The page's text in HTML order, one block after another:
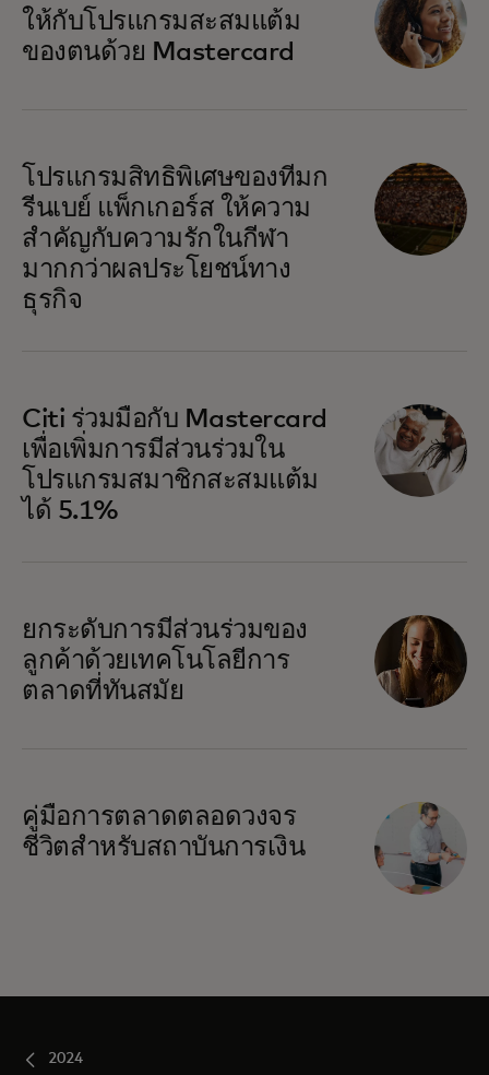
ให้กับโปรแกรมสะสมแต้ม
ของตนด้วย Mastercard
โปรแกรมสิทธิพิเศษของทีมก
รีนเบย์ แพ็กเกอร์ส ให้ความ
สำคัญกับความรักในกีฬา
มากกว่าผลประโยชน์ทาง
ธุรกิจ
Citi ร่วมมือกับ Mastercard
เพื่อเพิ่มการมีส่วนร่วมใน
โปรแกรมสมาชิกสะสมแต้ม
ได้ 5.1%
ยกระดับการมีส่วนร่วมของ
ลูกค้าด้วยเทคโนโลยีการ
ตลาดที่ทันสมัย
opens in a new tab
คู่มือการตลาดตลอดวงจร
ชีวิตสำหรับสถาบันการเงิน
2024